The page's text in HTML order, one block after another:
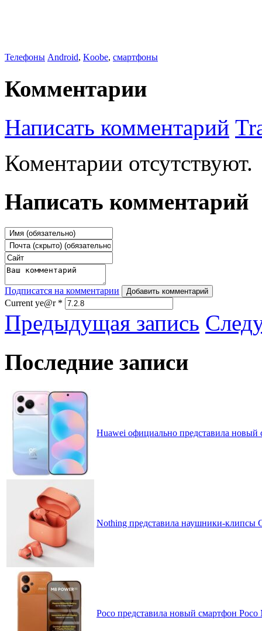
Телефоны Android, Koobe, смартфоны
Комментарии
Написать комментарий
Коментарии отсутствуют.
Написать комментарий
Подписатся на комментарии Добавить комментарий
Current ye@r *
Предыдущая запись
Последние записи
Huawei официально представила
Nothing представила наушники-клипсы
Poco представила новый смартфон